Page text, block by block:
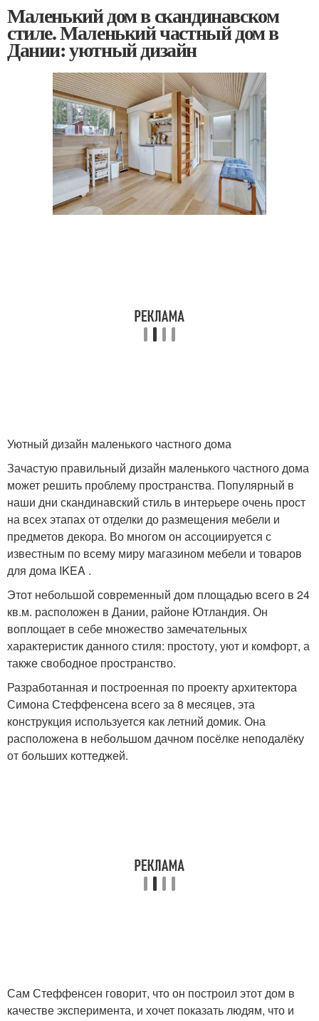
Маленький дом в скандинавском
стиле. Маленький частный дом в
Дании: уютный дизайн
Уютный дизайн маленького частного дома
Зачастую правильный дизайн маленького частного дома
может решить проблему пространства. Популярный в
наши дни скандинавский стиль в интерьере очень прост
на всех этапах от отделки до размещения мебели и
предметов декора. Во многом он ассоциируется с
известным по всему миру магазином мебели и товаров
для дома IKEA .
Этот небольшой современный дом площадью всего в 24
кв.м. расположен в Дании, районе Ютландия. Он
воплощает в себе множество замечательных
характеристик данного стиля: простоту, уют и комфорт, а
также свободное пространство.
Разработанная и построенная по проекту архитектора
Симона Стеффенсена всего за 8 месяцев, эта
конструкция используется как летний домик. Она
расположена в небольшом дачном посёлке неподалёку
от больших коттеджей.
Сам Стеффенсен говорит, что он построил этот дом в
качестве эксперимента, и хочет показать людям, что и